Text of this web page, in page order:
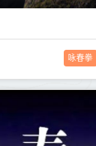
咏春拳